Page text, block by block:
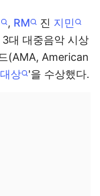
, RM 진 지민
대 대중음악 시상
(AMA, American
대상 '을 수상했다.